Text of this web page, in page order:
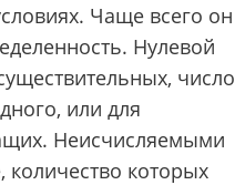
Чаще всего он
Нулевой
число
или для
Неисчисляемыми
количество которых